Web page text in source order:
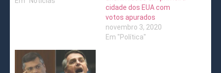
cidade dos EUA com
votos apurados
novembro 3, 2020
Em "Política"